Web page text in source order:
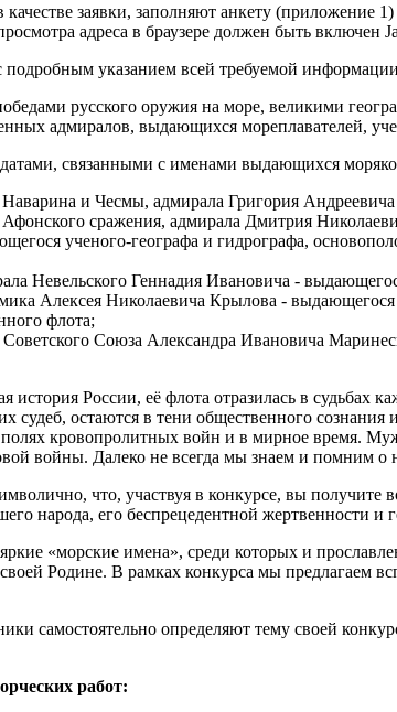
заявки, заполняют анкету (приложение
адреса в браузере должен быть включен
подробным указанием всей требуемой
русского оружия на море, великими
адмиралов, выдающихся мореплавателей,
связанными с именами выдающихся
Наварина и Чесмы, адмирала Григория
Афонского сражения, адмирала Дмитрия
ученого-географа и гидрографа,
Невельского Геннадия Ивановича -
Алексея Николаевича Крылова -
флота;
Союза Александра Ивановича
история России, её флота отразилась в судьбах
судеб, остаются в тени общественного
кровопролитных войн и в мирное время.
войны. Далеко не всегда мы знаем и помним о
что, участвуя в конкурсе, вы получите
народа, его беспрецедентной жертвенности и
«морские имена», среди которых и
Родине. В рамках конкурса мы предлагаем
самостоятельно определяют тему своей
работ: